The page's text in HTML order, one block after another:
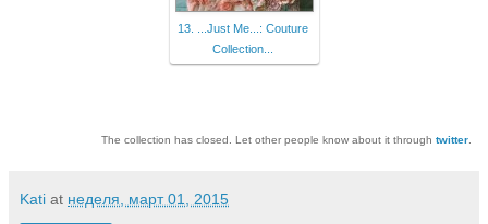
13. ...Just Me...: Couture
Collection...
The collection has closed. Let other people know about it through twitter
Kati at неделя, март 01, 2015